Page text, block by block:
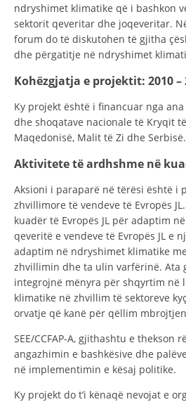
MATERIAL EDUKATIVO
BROCHURES
PRESENTATIONS
ndryshimet klimatike që i bashkon
sektorit qeveritar dhe joqeveritar.
forum do të diskutohen të gjitha
dhe përgatitje në ndryshimet
Kohëzgjatja e projektit: 2010 –
Ky projekt është i financuar nga
dhe shoqatave nacionale të Kryqit
Maqedonisë, Malit të Zi dhe Serbisë.
Aktivitete të ardhshme në
Aksioni i paraparë në tërësi është i
zhvillimore të vendeve të Evropës JL.
kuadër të Evropës JL për adaptim
qeveritë e vendeve të Evropës JL e
adaptim në ndryshimet klimatike
zhvillimin dhe ta ulin varfërinë. Ata
integrojnë mënyra për shqyrtim në
klimatike në zhvillim të sektoreve
orvatje që kanë për qëllim
SEE/CCFAP-A, gjithashtu e thekson
angazhimin e bashkësive dhe
në implementimin e kësaj politike.
Ky projekt do t’i kënaqë nevojat e